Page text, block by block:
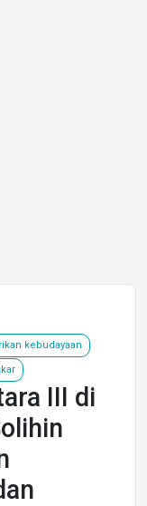
kebudayaan
III di